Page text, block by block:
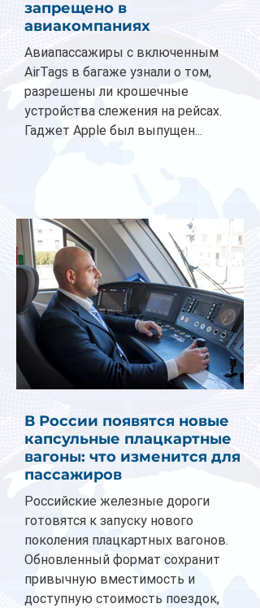
запрещено в
авиакомпаниях
Авиапассажиры с включенным
AirTags в багаже узнали о том,
разрешены ли крошечные
устройства слежения на рейсах.
Гаджет Apple был выпущен...
В России появятся новые
капсульные плацкартные
вагоны: что изменится для
пассажиров
Российские железные дороги
готовятся к запуску нового
поколения плацкартных вагонов.
Обновленный формат сохранит
привычную вместимость и
доступную стоимость поездок,